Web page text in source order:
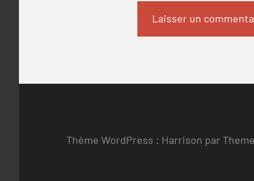
Thème WordPress : Harrison par